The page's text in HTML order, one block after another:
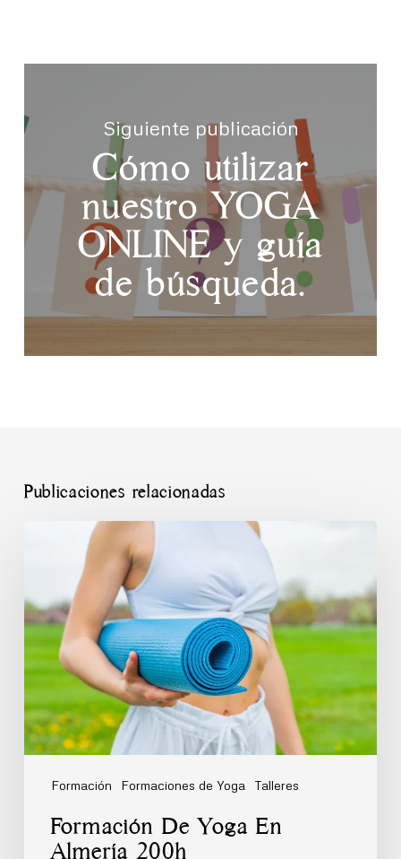
Siguiente publicación
Cómo utilizar
nuestro YOGA
ONLINE y guía
de búsqueda.
Publicaciones relacionadas
Formación Formaciones de Yoga Talleres
Formación
En
Almería
200h
Formación De Yoga En
Almería 200h